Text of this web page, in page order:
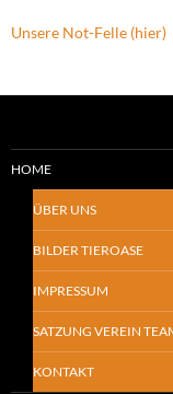
Unsere Not-Felle (hier)
HOME
ÜBER UNS
BILDER TIEROASE
IMPRESSUM
SATZUNG VEREIN
KONTAKT